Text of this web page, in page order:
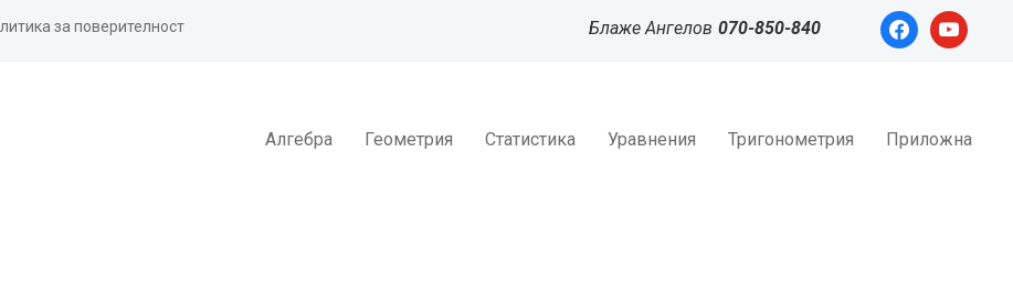
за поверителност facebookyoutube
Блаже Ангелов 070-850-840
Алгебра Геометрия Статистика Уравнения Тригонометрия Приложна